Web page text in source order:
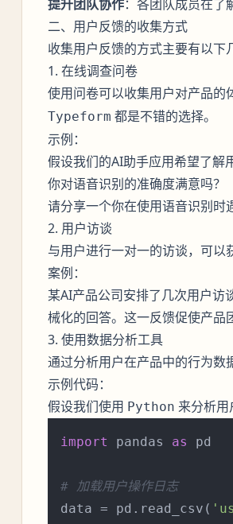
提升团队协作：各团队成员在了
二、用户反馈的收集方式
收集用户反馈的方式主要有以下
1. 在线调查问卷
使用问卷可以收集用户对产品的
Typeform 都是不错的选择。
示例：
假设我们的AI助手应用希望了解
你对语音识别的准确度满意吗？
请分享一个你在使用语音识别时
2. 用户访谈
与用户进行一对一的访谈，可以
案例：
某AI产品公司安排了几次用户访
械化的回答。这一反馈促使产品
3. 使用数据分析工具
通过分析用户在产品中的行为数
示例代码：
假设我们使用 Python 来分析用
import pandas as pd
# 加载用户操作日志
data = pd.read_csv(